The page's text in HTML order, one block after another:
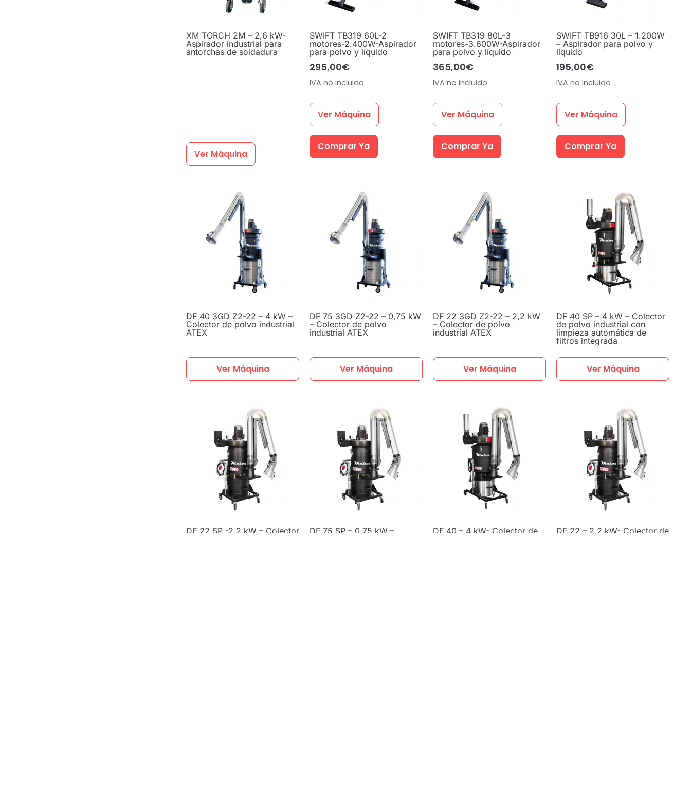
XM TORCH 2M – 2,6 kW-
Aspirador industrial para
antorchas de soldadura
Ver Máquina
SWIFT TB319 60L-2
motores-2.400W-Aspirador
para polvo y líquido
295,00€
IVA no incluido
Ver Máquina
Comprar Ya
SWIFT TB319 80L-3
motores-3.600W-Aspirador
para polvo y líquido
365,00€
IVA no incluido
Ver Máquina
Comprar Ya
SWIFT TB916 30L – 1.200W
– Aspirador para polvo y
líquido
195,00€
IVA no incluido
Ver Máquina
Comprar Ya
DF 40 3GD Z2-22 – 4 kW –
Colector de polvo industrial
ATEX
Ver Máquina
DF 75 3GD Z2-22 – 0,75 kW
– Colector de polvo
industrial ATEX
Ver Máquina
DF 22 3GD Z2-22 – 2,2 kW
– Colector de polvo
industrial ATEX
Ver Máquina
DF 40 SP – 4 kW – Colector
de polvo industrial con
limpieza automática de
filtros integrada
Ver Máquina
DF 22 SP -2,2 kW – Colector
DF 75 SP – 0,75 kW –
DF 40 – 4 kW- Colector de
DF 22 – 2,2 kW- Colector de